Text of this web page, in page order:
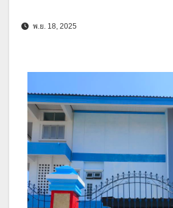
พ.ย. 18, 2025